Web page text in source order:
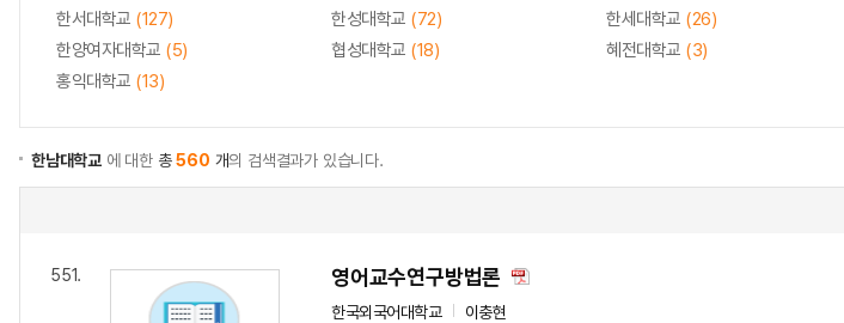
한서대학교 (127) 한성대학교 (72) 한세대학교 (26)
한양여자대학교 (5) 협성대학교 (18) 혜전대학교 (3)
홍익대학교 (13)
한남대학교 에 대한 총560 개의 검색결과가 있습니다.
551. 영어교수연구방법론
한국외국어대학교
이충현